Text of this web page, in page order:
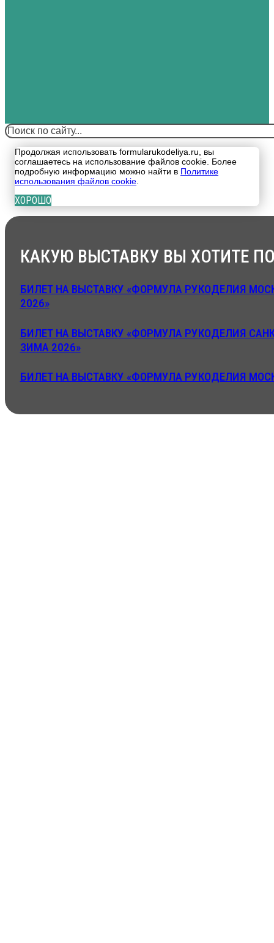
Поиск
Продолжая использовать formularukodeliya.ru, вы
соглашаетесь на использование файлов cookie. Более
подробную информацию можно найти в Политике
использования файлов cookie.
ХОРОШО
КАКУЮ ВЫСТАВКУ ВЫ ХОТИТЕ
БИЛЕТ НА ВЫСТАВКУ «ФОРМУЛА РУКОДЕЛИЯ
2026»
БИЛЕТ НА ВЫСТАВКУ «ФОРМУЛА РУКОДЕЛИЯ
ЗИМА 2026»
БИЛЕТ НА ВЫСТАВКУ «ФОРМУЛА РУКОДЕЛИЯ